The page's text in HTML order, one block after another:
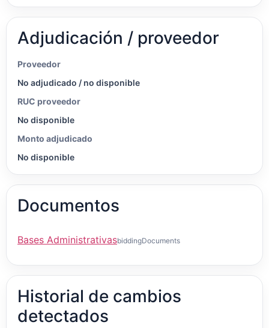
Adjudicación / proveedor
Proveedor
No adjudicado / no disponible
RUC proveedor
No disponible
Monto adjudicado
No disponible
Documentos
Bases AdministrativasbiddingDocuments
Historial de cambios
detectados